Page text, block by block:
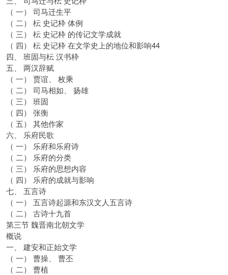
（ 一） 司马迁生平
（ 二） 枟 史记枠 体例
（ 三） 枟 史记枠 的传记文学成就
（ 四） 枟 史记枠 在文学史上的地位和影响44
四、 班固与枟 汉书枠
五、 两汉辞赋
（ 一） 贾谊、 枚乘
（ 二） 司马相如、 扬雄
（ 三） 班固
（ 四） 张衡
（ 五） 其他作家
六、 乐府民歌
（ 一） 乐府和乐府诗
（ 二） 乐府的分类
（ 三） 乐府的思想内容
（ 四） 乐府的成就与影响
七、 五言诗
（ 一） 五言诗起源和东汉文人五言诗
（ 二） 古诗十九首
第三节 魏晋南北朝文学
概说
一、 建安和正始文学
（ 一） 曹操、 曹丕
（ 二） 曹植